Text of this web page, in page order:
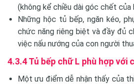
(không kể chiều dài góc chết của
Những hộc tủ bếp, ngăn kéo,
chức năng riêng biệt và đầy đủ
việc nấu nướng của con người
4.3.4 Tủ bếp chữ L phù hợp với
Một ưu điểm dễ nhận thấy của